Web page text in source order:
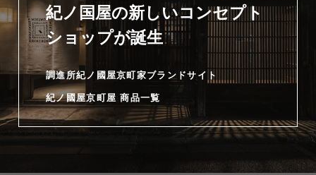
紀ノ国屋の新しいコンセプト
ショップが誕生
調進所紀ノ國屋京町家ブランドサイト
紀ノ國屋京町屋 商品一覧